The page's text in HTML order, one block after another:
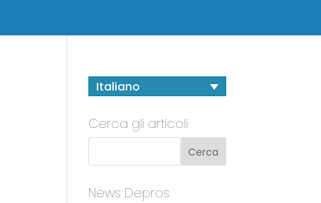
Italiano
Cerca gli articoli
News Depros